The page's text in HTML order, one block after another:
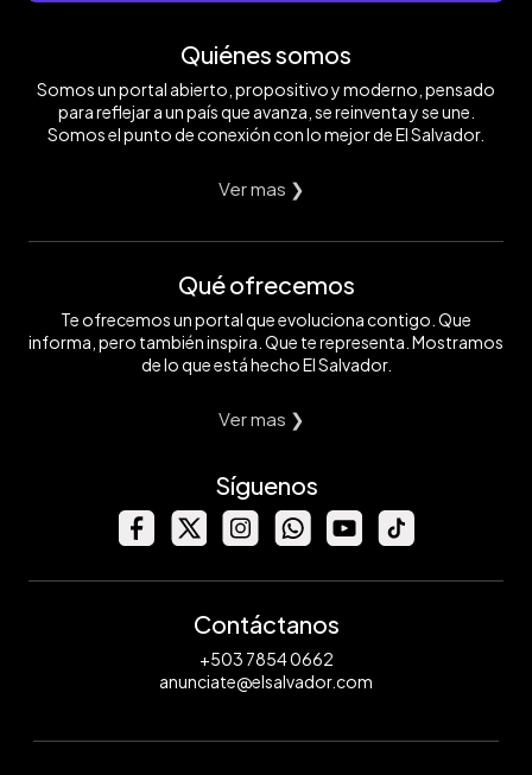
Quiénes somos
Somos un portal abierto, propositivo y moderno, pensado
para reflejar a un país que avanza, se reinventa y se une.
Somos el punto de conexión con lo mejor de El Salvador.
Ver mas ❯
Qué ofrecemos
Te ofrecemos un portal que evoluciona contigo. Que
informa, pero también inspira. Que te representa. Mostramos
de lo que está hecho El Salvador.
Ver mas ❯
Síguenos
Contáctanos
+503 7854 0662
anunciate@elsalvador.com